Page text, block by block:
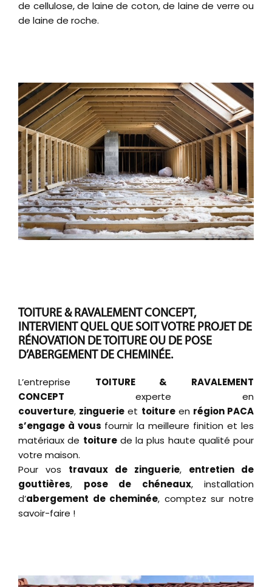
de cellulose, de laine de coton, de laine de verre ou
de laine de roche.
TOITURE & RAVALEMENT CONCEPT,
INTERVIENT QUEL QUE SOIT VOTRE PROJET DE
RÉNOVATION DE TOITURE OU DE POSE
D’ABERGEMENT DE CHEMINÉE.
L’entreprise TOITURE & RAVALEMENT
CONCEPT experte en
couverture, zinguerie et toitureen région PACA
s’engage à vous fournir la meilleure finition et les
matériaux de toiturede la plus haute qualité pour
votre maison.
Pour vos travaux de zinguerie, entretien de
gouttières, pose de chéneaux, installation
d’abergement de cheminée, comptez sur notre
savoir-faire !